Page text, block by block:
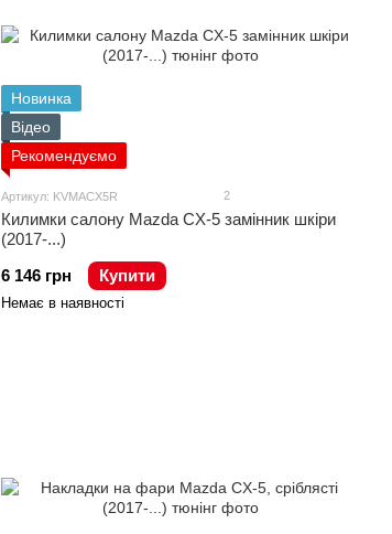
Новинка
Відео
Рекомендуємо
Артикул: KVMACX5R 2
Килимки салону Mazda CX-5 замінник шкіри
(2017-...)
6 146 грн
Купити
Немає в наявності